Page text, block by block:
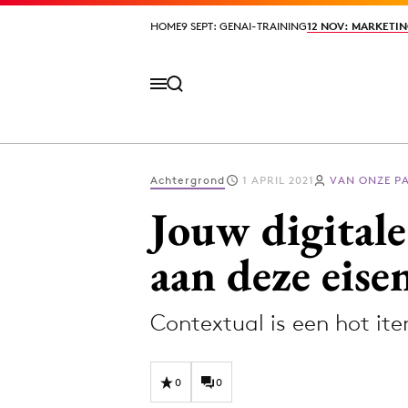
HOME9 SEPT: GENAI-TRAINING12 NOV:
HOME9 SEPT: GENAI-TRAINING12 NOV:
Design
Achtergrond 1 APRIL 2021 VAN ONZE
Jouw
aan deze
Contextual is een hot
0 0